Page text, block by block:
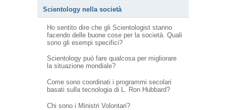
Scientology nella società
Ho sentito dire che gli Scientologist stanno
facendo delle buone cose per la società. Quali
sono gli esempi specifici?
Scientology può fare qualcosa per migliorare
la situazione mondiale?
Come sono coordinati i programmi secolari
basati sulla tecnologia di L. Ron Hubbard?
Chi sono i Ministri Volontari?